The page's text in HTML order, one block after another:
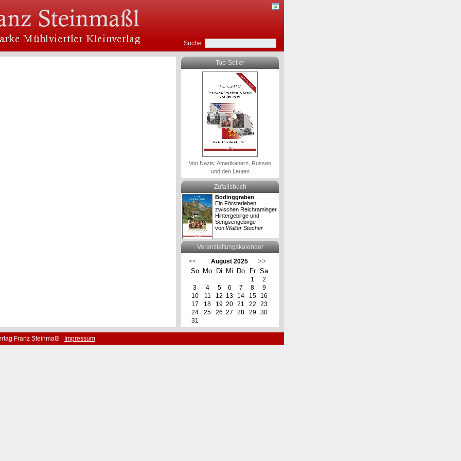
Suche:
Top-Seller
Von Nazis, Amerikanern, Russen
und den Leuten
Zufallsbuch
Bodinggraben
Ein Försterleben
zwischen Reichraminger
Hintergebirge und
Sengsengebirge
von Walter Stecher
Veranstaltungskalender
<<
August 2025
>>
So
Mo Di Mi Do Fr Sa
1
2
3
4 5 6 7 8
9
10
11 12 13 14 15
16
17
18 19 20 21 22
23
24
25 26 27 28 29
30
31
Franz Steinmaßl | Impressum